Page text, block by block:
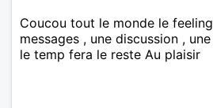
Coucou tout le monde le
messages , une discussion ,
le temp fera le reste Au plaisir